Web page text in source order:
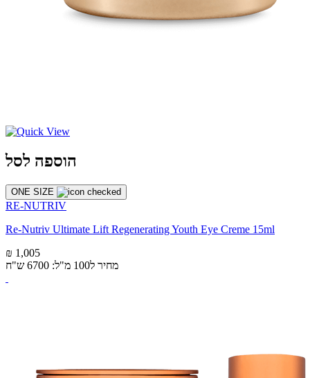
הוספה לסל
ONE SIZE
RE-NUTRIV
Re-Nutriv Ultimate Lift Regenerating Youth Eye Creme 15ml
₪ 1,005
מחיר ל100 מ"ל: 6700 ש"ח